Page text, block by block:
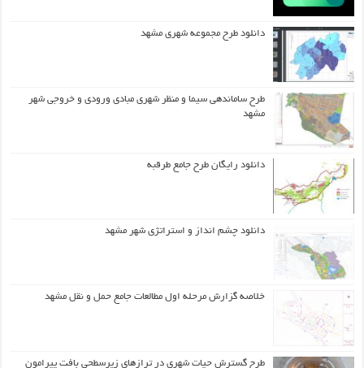
دانلود طرح مجموعه شهری مشهد
طرح ساماندهی سیما و منظر شهری مبادی ورودی و خروجی شهر
مشهد
دانلود رایگان طرح جامع طرقبه
دانلود چشم انداز و استراتژی شهر مشهد
خلاصه گزارش مرحله اول مطالعات جامع حمل و نقل مشهد
طرح گسترش حیات شهري در ترازهاي زیرسطحی بافت پیرامون